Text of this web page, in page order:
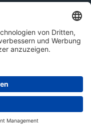
- ausgenommen